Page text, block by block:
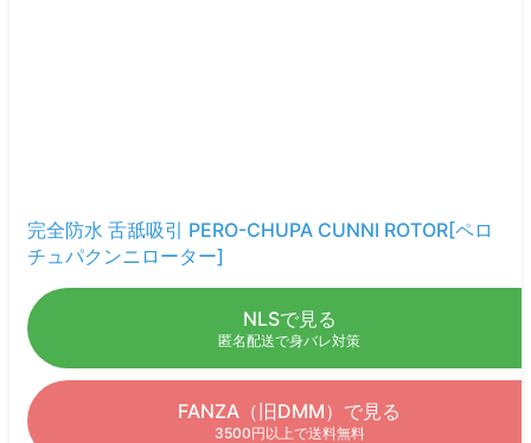
完全防水 舌舐吸引 PERO-CHUPA CUNNI ROTOR[ペロ
チュパクンニローター]
NLSで見る
匿名配送で身バレ対策
FANZA（旧DMM）で見る
3500円以上で送料無料